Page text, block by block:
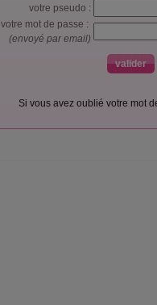
votre pseudo :
votre mot de passe :
(envoyé par email)
Si vous avez oublié votre mot